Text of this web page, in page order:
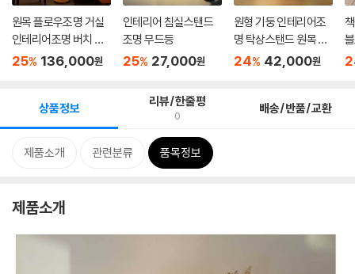
원목 플로우조명 거실
인테리어조명 버치 장
스탠...
25% 136,000원
인테리어 침실스탠드
조명 무드등
25% 27,000원
원형 기둥 인테리어조
명 탁상스탠드 원목 프
레임...
24% 42,000원
드
상품정보 리뷰/한줄평
0 배송/반품/교환
제품소개 관련분류 품목정보
제품소개